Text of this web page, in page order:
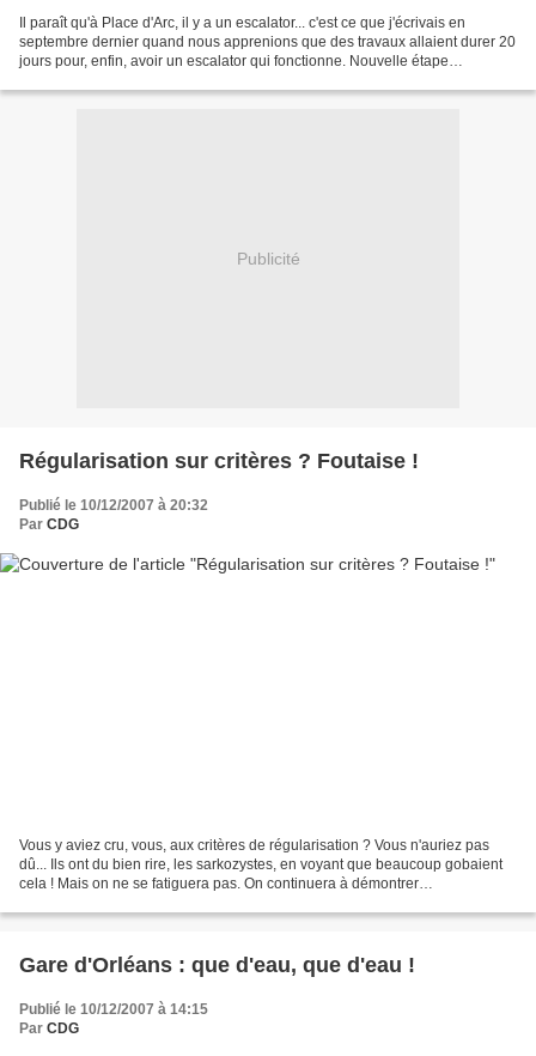
Il paraît qu'à Place d'Arc, il y a un escalator... c'est ce que j'écrivais en
septembre dernier quand nous apprenions que des travaux allaient durer 20
jours pour, enfin, avoir un escalator qui fonctionne. Nouvelle étape
Publicité
Régularisation sur critères ? Foutaise !
Publié le 10/12/2007 à 20:32
Par CDG
Vous y aviez cru, vous, aux critères de régularisation ? Vous n'auriez pas
dû... Ils ont du bien rire, les sarkozystes, en voyant que beaucoup gobaient
cela ! Mais on ne se fatiguera pas. On continuera à démontrer
Gare d'Orléans : que d'eau, que d'eau !
Publié le 10/12/2007 à 14:15
Par CDG